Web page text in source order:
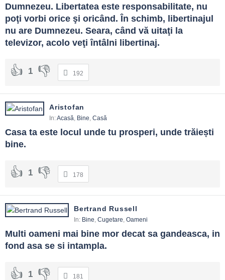
Dumnezeu. Libertatea este responsabilitate, nu
poţi vorbi orice şi oricând. În schimb, libertinajul
nu are Dumnezeu. Seara, când vă uitaţi la
televizor, acolo veţi întâlni libertinaj.
1 192
Aristofan
In:Acasă, Bine, Casă
Casa ta este locul unde tu prosperi, unde trăiești
bine.
1 178
Bertrand Russell
In: Bine, Cugetare, Oameni
Multi oameni mai bine mor decat sa gandeasca, in
fond asa se si intampla.
1 181